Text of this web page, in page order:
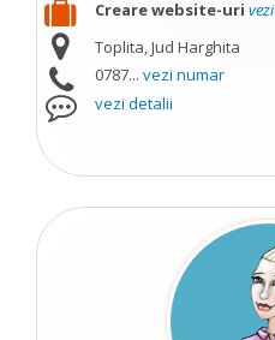
Creare website-uri
Toplita, Jud Harghita
0787... vezi numar
vezi detalii